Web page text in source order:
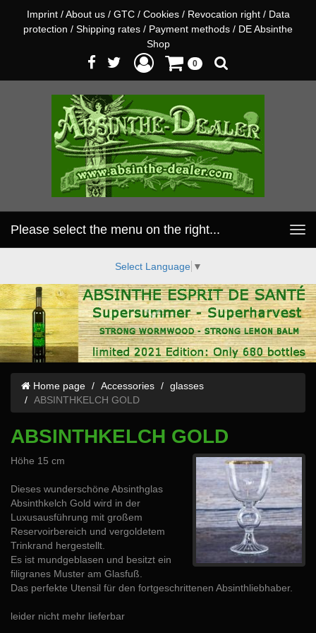
Imprint / About us / GTC / Cookies / Revocation right / Data
protection / Shipping rates / Payment methods / DE Absinthe
Shop
0
Please select the menu on the right...
Toggle
Select Language ▼
Home page Accessories
glasses
ABSINTHKELCH GOLD
ABSINTHKELCH GOLD
Höhe 15 cm
Dieses wunderschöne Absinthglas
Absinthkelch Gold wird in der
Luxusausführung mit großem
Reservoirbereich und vergoldetem
Trinkrand hergestellt.
Es ist mundgeblasen und besitzt ein
filigranes Muster am Glasfuß.
Das perfekte Utensil für den fortgeschrittenen Absinthliebhaber.
leider nicht mehr lieferbar